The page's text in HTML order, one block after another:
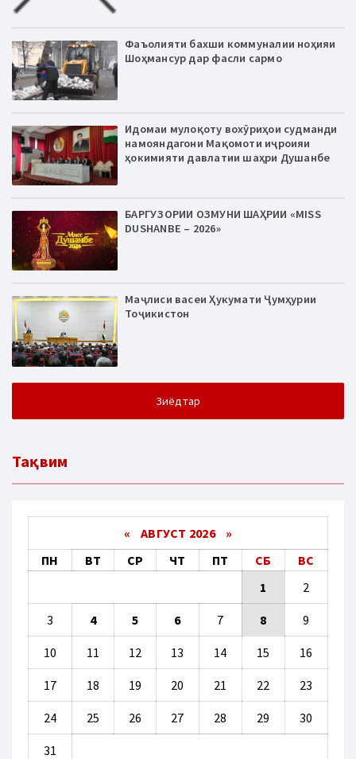
Фаъолияти бахши коммуналии ноҳияи
Шоҳмансур дар фасли сармо
Идомаи мулоқоту вохӯриҳои судманди
намояндагони Мақомоти иҷроияи
ҳокимияти давлатии шаҳри Душанбе
БАРГУЗОРИИ ОЗМУНИ ШАҲРИИ «MISS
DUSHANBE – 2026»
Маҷлиси васеи Ҳукумати Ҷумҳурии
Тоҷикистон
Зиёдтар
Тақвим
« АВГУСТ 2026 »
ПН
ВТ СР ЧТ ПТ СБ
ВС
1
2
3 4 5 6 7 8 9
10 11 12 13 14 15 16
17 18 19 20 21 22 23
24 25 26 27 28 29 30
31